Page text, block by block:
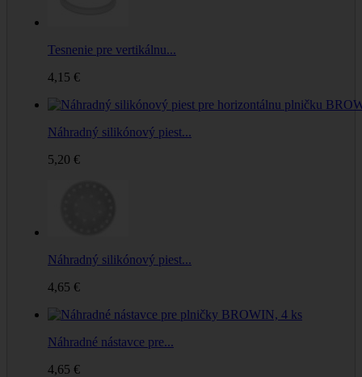
Tesnenie pre vertikálnu...
4,15 €
Náhradný silikónový piest...
5,20 €
Náhradný silikónový piest...
4,65 €
Náhradné nástavce pre...
4,65 €